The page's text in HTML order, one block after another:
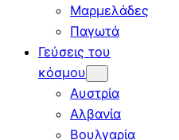
Μαρμελάδες
Παγωτά
Γεύσεις του
κόσμου
Αυστρία
Αλβανία
Βουλγαρία